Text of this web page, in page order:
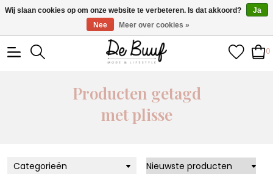
• Wekelijks nieuwe items • Gratis verzending >€100,- •
Verzonden binnen 1-3 werkdagen
0
Producten getagd
met plisse
Categorieën
Wij slaan cookies op om onze website te verbeteren. Is dat akkoord?
Ja
Nee
Meer over cookies »